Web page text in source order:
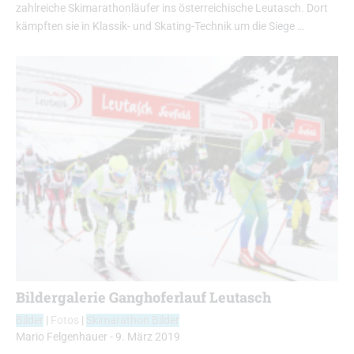
zahlreiche Skimarathonläufer ins österreichische Leutasch. Dort
kämpften sie in Klassik- und Skating-Technik um die Siege …
Bildergalerie Ganghoferlauf Leutasch
| Fotos |
Mario Felgenhauer - 9. März 2019